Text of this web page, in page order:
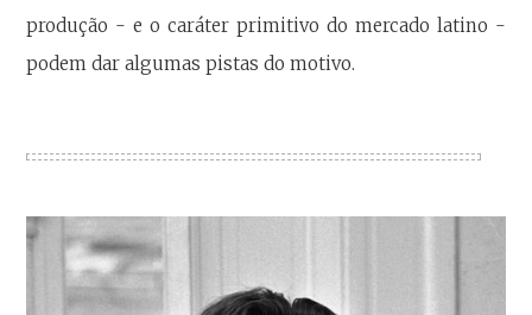
produção - e o caráter primitivo do mercado latino -
podem dar algumas pistas do motivo.